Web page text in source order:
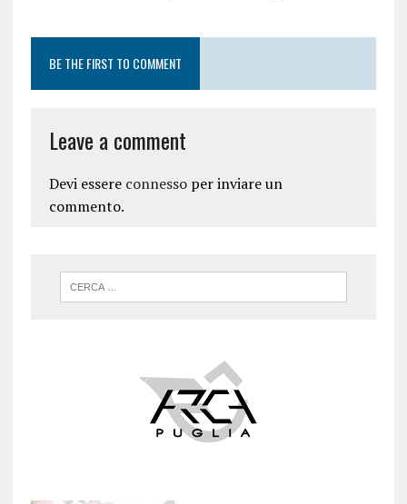
BE THE FIRST TO COMMENT
Leave a comment
Devi essere connessoper inviare un
commento.